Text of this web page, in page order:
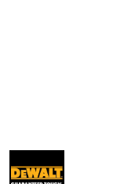
NAZWA
PRODUCENTA:
DEWALT